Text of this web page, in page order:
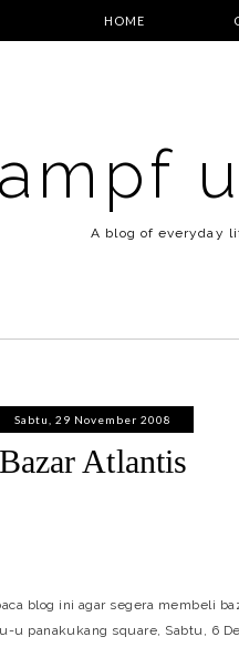
HOME
A blog of everyday
Sabtu, 29 November 2008
Bazar Atlantis
blog ini agar segera membeli
u panakukang square, Sabtu, 6